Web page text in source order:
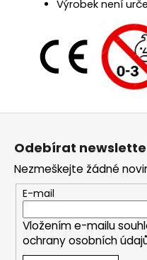
Výrobek není
Z
Odebírat
Nezmeškejte žádné
E-mail
Vložením e-mailu
ochrany osobních